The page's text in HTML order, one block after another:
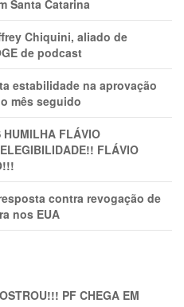
Santa Catarina
Chiquini, aliado de
de podcast
estabilidade na aprovação
mês seguido
HUMlLHA FLÁVIO
FLÁVIO
contra revogação de
nos EUA
PF CHEGA EM